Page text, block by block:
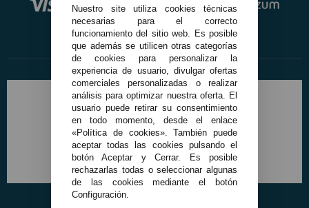
Nuestro site utiliza cookies técnicas
necesarias para el correcto
funcionamiento del sitio web. Es posible
que además se utilicen otras categorías
de cookies para personalizar la
experiencia de usuario, divulgar ofertas
comerciales personalizadas o realizar
análisis para optimizar nuestra oferta. El
usuario puede retirar su consentimiento
en todo momento, desde el enlace
«Política de cookies». También puede
aceptar todas las cookies pulsando el
botón Aceptar y Cerrar. Es posible
rechazarlas todas o seleccionar algunas
de las cookies mediante el botón
Configuración.